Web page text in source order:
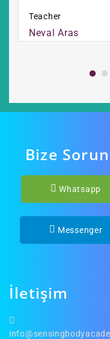
Teacher
Neval Aras
Bize Sorun
Whatsapp
Messenger
İletişim